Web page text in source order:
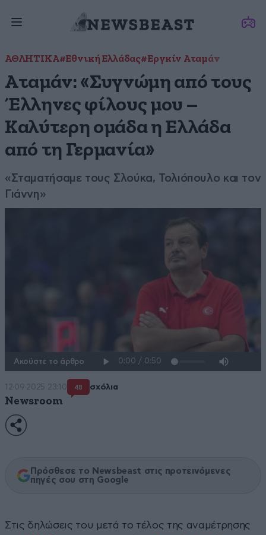
ΑΘΛΗΤΙΚΑ#Εθνική Ελλάδας#Εργκίν Αταμάν
Αταμάν: «Συγνώμη από τους
Έλληνες φίλους μου –
Καλύτερη ομάδα η Ελλάδα
από τη Γερμανία»
«Σταματήσαμε τους Σλούκα, Τολιόπουλο και τον
Γιάννη»
Ακούστε το άρθρο
12·09·2025 23:10 48 σχόλια
Newsroom
Πρόσθεσε το Newsbeast στις προτεινόμενες
πηγές σου στη Google
Στις δηλώσεις του μετά το τέλος της αναμέτρησης